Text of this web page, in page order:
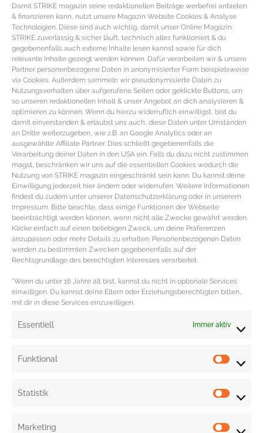
Damit STRIKE magazin seine redaktionellen Beiträge werbefrei anbieten
& finanzieren kann, nutzt unsere Magazin Website Cookies & Analyse
Technologien. Diese sind auch wichtig, damit unser Online Magazin
STRIKE zuverlässig & sicher läuft, technisch alles funktioniert & du
gegebenenfalls auch externe Inhalte lesen kannst sowie für dich
relevante Inhalte gezeigt werden können. Dafür verarbeiten wir & unsere
Partner personenbezogene Daten in anonymisierter Form beispielsweise
via Cookies. Außerdem sammeln wir pseudonymisierte Daten zu
Nutzungsverhalten über aufgerufene Seiten oder geklickte Buttons, um
so unseren redaktionellen Inhalt & unser Angebot an dich analysieren &
optimieren zu können. Wenn du hierzu widerruflich einwilligst, bist du
damit einverstanden & erlaubst uns auch, diese Daten unter Umständen
an Dritte weiterzugeben, wie z.B. an Google Analytics oder an
ausgewählte Affiliate Partner. Dies schließt gegebenenfalls die
Verarbeitung deiner Daten in den USA ein. Falls du dazu nicht zustimmen
magst, beschränken wir uns auf die essentiellen Cookies wodurch die
Nutzung von STRIKE magazin eingeschränkt sein kann. Du kannst deine
Einwilligung jederzeit hier ändern oder widerrufen. Weitere Informationen
findest du zudem unter unserer Datenschutzerklärung oder in unserem
Impressum. Bitte beachte, dass einige Funktionen der Webseite
beeinträchtigt werden können, wenn nicht alle Zwecke gewährt werden.
Klicke einfach auf einen beliebigen Zweck, um deine Präferenzen
anzupassen oder mehr Details zu erhalten. Personenbezogenen Daten
werden zu bestimmten Zwecken gegebenenfalls auf der
Rechtsgrundlage des berechtigten Interesses verarbeitet.
*Wenn du unter 16 Jahre alt bist, kannst du nicht in optionale Services
einwilligen. Du kannst deine Eltern oder Erziehungsberechtigten bitten,
mit dir in diese Services einzuwilligen.
Essentiell Immer aktiv
Funktional
Statistik
Marketing
REZEPT – Breakfast Bowl mit
BREAKFAST BOWL Rezept MIT FRISCHEN FRÜCHTEN
FRÜCHTEN 80ml Hafermilch 4 EL Haferflocken 150gr
MEHR DAZU »